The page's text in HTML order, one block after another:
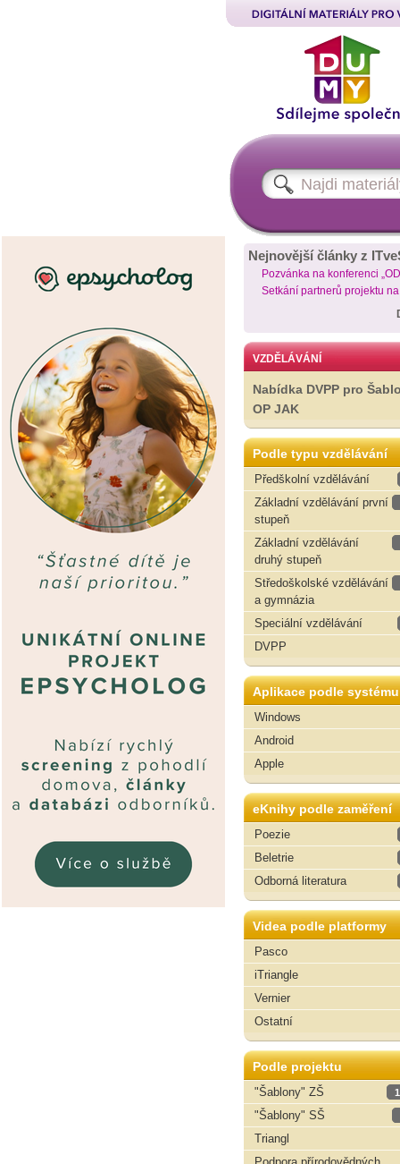
Nejnovější články z
Pozvánka na konferenci
Setkání partnerů projektu
VZDĚLÁVÁNÍ
Nabídka DVPP pro
OP JAK
Podle typu vzdělávání
Předškolní vzdělávání
Základní vzdělávání první
stupeň
Základní vzdělávání
druhý stupeň
Středoškolské vzdělávání
a gymnázia
Speciální vzdělávání
DVPP
Aplikace podle systému
Windows
Android
Apple
eKnihy podle zaměření
Poezie
Beletrie
Odborná literatura
Videa podle platformy
Pasco
iTriangle
Vernier
Ostatní
Podle projektu
"Šablony" ZŠ
"Šablony" SŠ
Triangl